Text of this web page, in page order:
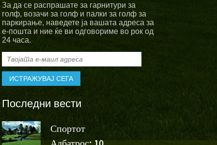
За да се распрашате за гарнитури за
голф, возачи за голф и палки за голф за
паркирање, наведете ја вашата адреса за
е-пошта и ние ќе ви одговориме во рок од
24 часа.
Последни вести
Спортот